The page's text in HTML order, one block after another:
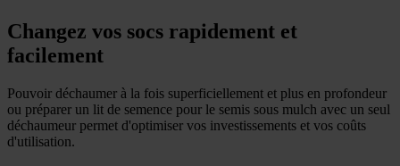
Changez vos socs rapidement et
facilement
Pouvoir déchaumer à la fois superficiellement et plus en profondeur
ou préparer un lit de semence pour le semis sous mulch avec un seul
déchaumeur permet d'optimiser vos investissements et vos coûts
d'utilisation.